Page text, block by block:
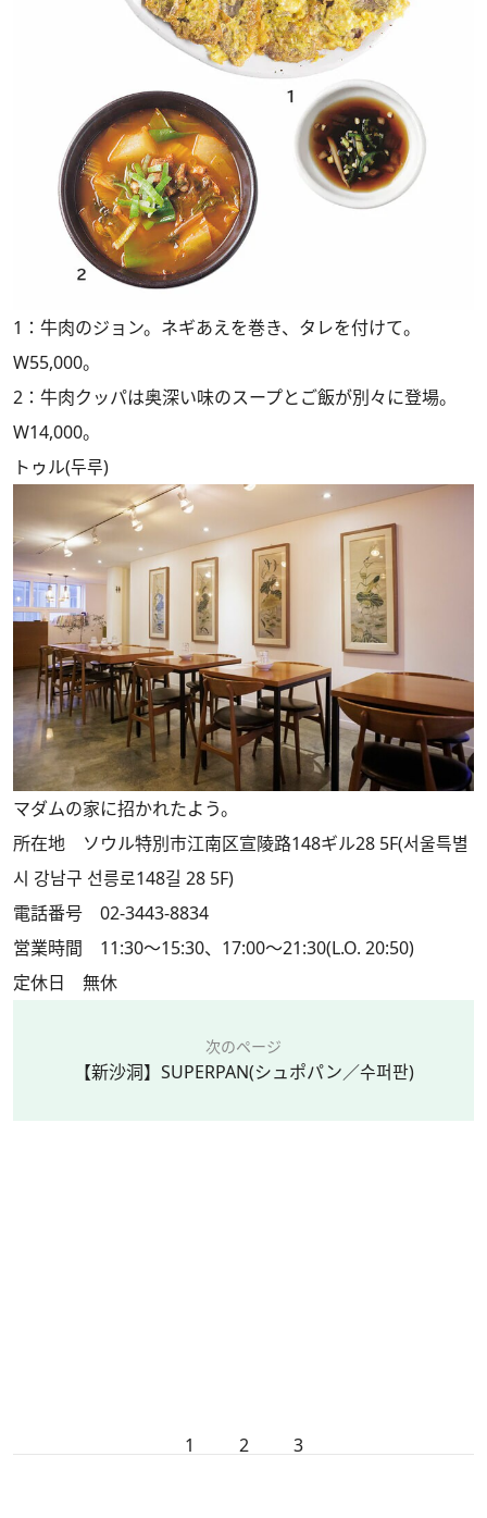
1：牛肉のジョン。ネギあえを巻き、タレを付けて。
W55,000。
2：牛肉クッパは奥深い味のスープとご飯が別々に登場。
W14,000。
トゥル(두루)
マダムの家に招かれたよう。
所在地 ソウル特別市江南区宣陵路148ギル28 5F(서울특별
시 강남구 선릉로148길 28 5F)
電話番号 02-3443-8834
営業時間 11:30～15:30、17:00～21:30(L.O. 20:50)
定休日 無休
次のページ
【新沙洞】SUPERPAN(シュポパン／수퍼판)
1 2 3